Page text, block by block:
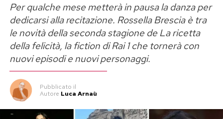
Per qualche mese metterà in pausa la danza per
dedicarsi alla recitazione. Rossella Brescia è tra
le novità della seconda stagione de La ricetta
della felicità, la fiction di Rai 1 che tornerà con
nuovi episodi e nuovi personaggi.
Pubblicato il
Autore Luca Arnaù